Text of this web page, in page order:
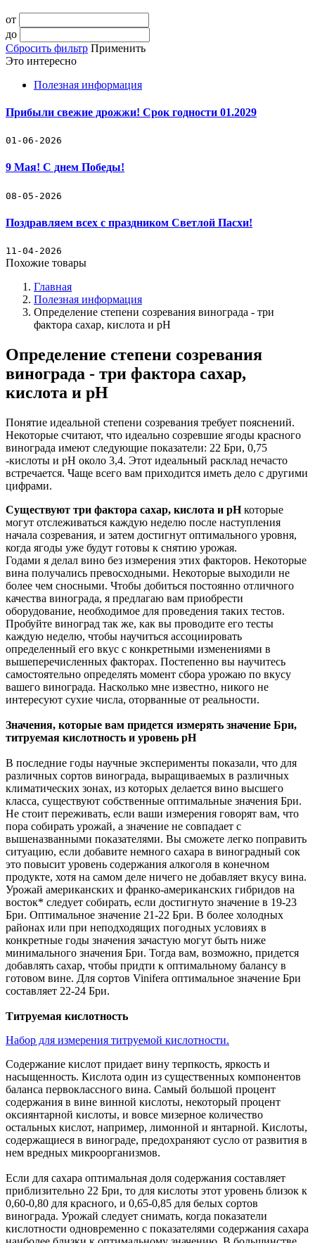
от
до
Сбросить фильтр Применить
Это интересно
Полезная информация
Прибыли свежие дрожжи! Срок годности 01.2029
01-06-2026
9 Мая! С днем Победы!
08-05-2026
Поздравляем всех с праздником Светлой Пасхи!
11-04-2026
Похожие товары
Главная
Полезная информация
Определение степени созревания винограда - три
фактора сахар, кислота и рН
Определение степени созревания
винограда - три фактора сахар,
кислота и рН
Понятие идеальной степени созревания требует пояснений.
Некоторые считают, что идеально созревшие ягоды красного
винограда имеют следующие показатели: 22 Бри, 0,75
-кислоты и рН около 3,4. Этот идеальный расклад нечасто
встречается. Чаще всего вам приходится иметь дело с другими
цифрами.
Существуют три фактора сахар, кислота и рНкоторые
могут отслеживаться каждую неделю после наступления
начала созревания, и затем достигнут оптимального уровня,
когда ягоды уже будут готовы к снятию урожая.
Годами я делал вино без измерения этих факторов. Некоторые
вина получались превосходными. Некоторые выходили не
более чем сносными. Чтобы добиться постоянно отличного
качества винограда, я предлагаю вам приобрести
оборудование, необходимое для проведения таких тестов.
Пробуйте виноград так же, как вы проводите его тесты
каждую неделю, чтобы научиться ассоциировать
определенный его вкус с конкретными изменениями в
вышеперечисленных факторах. Постепенно вы научитесь
самостоятельно определять момент сбора урожаю по вкусу
вашего винограда. Насколько мне известно, никого не
интересуют сухие числа, оторванные от реальности.
Значения, которые вам придется измерять значение Бри,
титруемая кислотность и уровень рН
В последние годы научные эксперименты показали, что для
различных сортов винограда, выращиваемых в различных
климатических зонах, из которых делается вино высшего
класса, существуют собственные оптимальные значения Бри.
Не стоит переживать, если ваши измерения говорят вам, что
пора собирать урожай, а значение не совпадает с
вышеназванными показателями. Вы сможете легко поправить
ситуацию, если добавите немного сахара в виноградный сок
это повысит уровень содержания алкоголя в конечном
продукте, хотя на самом деле ничего не добавляет вкусу вина.
Урожай американских и франко-американских гибридов на
восток* следует собирать, если достигнуто значение в 19-23
Бри. Оптимальное значение 21-22 Бри. В более холодных
районах или при неподходящих погодных условиях в
конкретные годы значения зачастую могут быть ниже
минимального значения Бри. Тогда вам, возможно, придется
добавлять сахар, чтобы придти к оптимальному балансу в
готовом вине. Для сортов Vinifera оптимальное значение Бри
составляет 22-24 Бри.
Титруемая кислотность
Набор для измерения титруемой кислотности.
Содержание кислот придает вину терпкость, яркость и
насыщенность. Кислота один из существенных компонентов
баланса первоклассного вина. Самый большой процент
содержания в вине винной кислоты, некоторый процент
оксиянтарной кислоты, и вовсе мизерное количество
остальных кислот, например, лимонной и янтарной. Кислоты,
содержащиеся в винограде, предохраняют сусло от развития в
нем вредных микроорганизмов.
Если для сахара оптимальная доля содержания составляет
приблизительно 22 Бри, то для кислоты этот уровень близок к
0,60-0,80 для красного, и 0,65-0,85 для белых сортов
винограда. Урожай следует снимать, когда показатели
кислотности одновременно с показателями содержания сахара